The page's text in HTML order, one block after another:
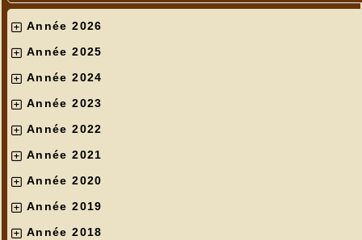
Année 2026
Année 2025
Année 2024
Année 2023
Année 2022
Année 2021
Année 2020
Année 2019
Année 2018